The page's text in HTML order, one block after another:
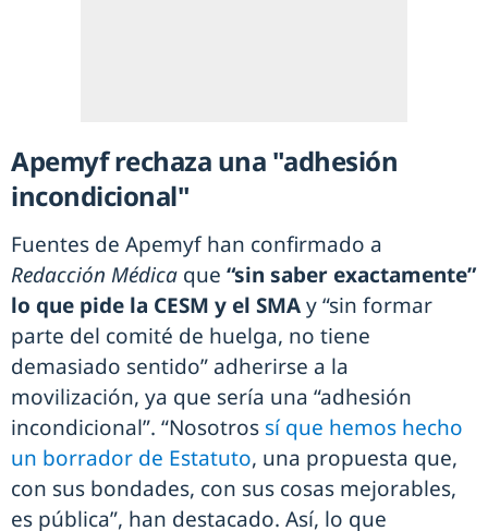
Apemyf rechaza una "adhesión
incondicional"
Fuentes de Apemyf han confirmado a
Redacción Médica que “sin saber exactamente”
lo que pide la CESM y el SMAy “sin formar
parte del comité de huelga, no tiene
demasiado sentido” adherirse a la
movilización, ya que sería una “adhesión
incondicional”. “Nosotros sí que hemos hecho
un borrador de Estatuto, una propuesta que,
con sus bondades, con sus cosas mejorables,
es pública”, han destacado. Así, lo que